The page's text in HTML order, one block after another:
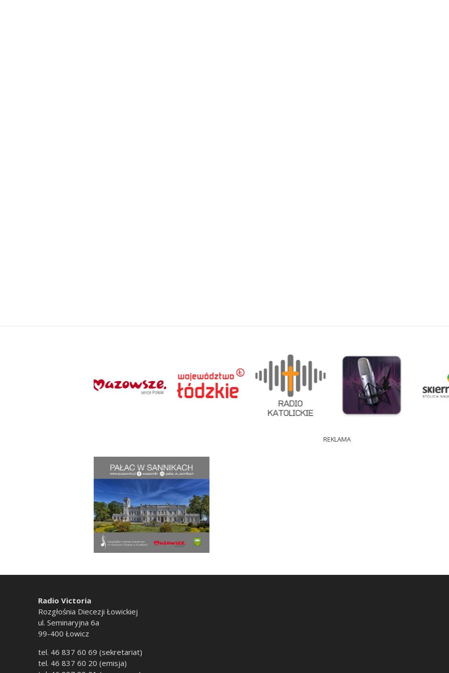
REKLAMA
Radio Victoria
Rozgłośnia Diecezji Łowickiej
ul. Seminaryjna 6a
99-400 Łowicz
tel. 46 837 60 69 (sekretariat)
tel. 46 837 60 20 (emisja)